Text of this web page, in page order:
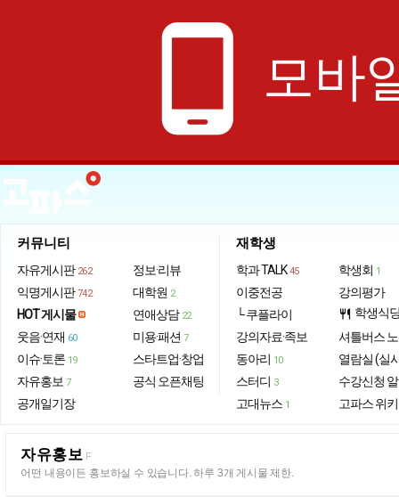
phone_android 모바
커뮤니티
자유게시판 262
익명게시판 742
HOT 게시물
웃음·연재 60
이슈·토론 19
자유홍보 7
공개일기장
정보·리뷰
대학원 2
연애상담 22
미용·패션 7
스타트업·창업
공식 오픈채팅
재학생
학과 TALK 45
이중전공
└ 쿠플라이
강의자료·족보
동아리 10
스터디 3
고대뉴스 1
학생회 1
강의평가
restaurant 학생식
셔틀버스
열람실 (실
수강신청
고파스 위키
자유홍보 F
어떤 내용이든 홍보하실 수 있습니다. 하루 3개 게시물 제한.